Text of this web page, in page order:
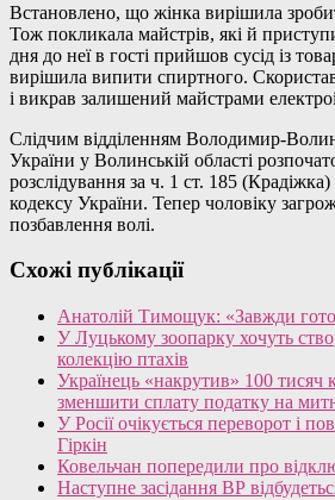
Встановлено, що жінка вирішила
Тож покликала майстрів, які й
дня до неї в гості прийшов сусід із
вирішила випити спиртного.
і викрав залишений майстрами
Слідчим відділенням Володимир-
України у Волинській області
розслідування за ч. 1 ст. 185
кодексу України. Тепер чоловіку
позбавлення волі.
Схожі публікації
Анатолій Тимощук: «Завжди
У Луцькому зоопарку хочуть
колекцію птахів
Українець «накрутив» 100 тисяч
зменшити сплату податку на
У Росії очікується переворот і
Гіркін
Ковельчан попередили про
Наступне засідання ВР